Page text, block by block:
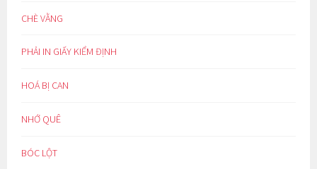
CHÈ VẰNG
PHẢI IN GIẤY KIỂM ĐỊNH
HOÁ BỊ CAN
NHỚ QUÊ
BÓC LỘT